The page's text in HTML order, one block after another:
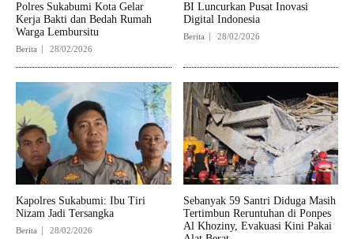
Polres Sukabumi Kota Gelar
Kerja Bakti dan Bedah Rumah
Warga Lembursitu
Berita 28/02/2026
BI Luncurkan Pusat Inovasi
Digital Indonesia
Berita 28/02/2026
Kapolres Sukabumi: Ibu Tiri
Nizam Jadi Tersangka
Berita 28/02/2026
Sebanyak 59 Santri Diduga Masih
Tertimbun Reruntuhan di Ponpes
Al Khoziny, Evakuasi Kini Pakai